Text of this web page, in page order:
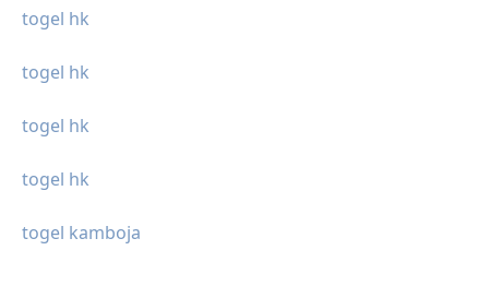
togel hk
togel hk
togel hk
togel hk
togel kamboja